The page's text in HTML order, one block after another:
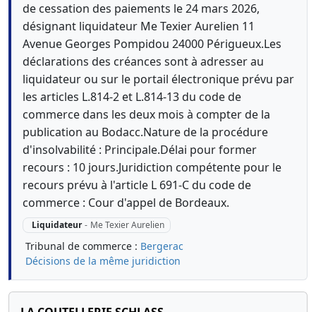
de cessation des paiements le 24 mars 2026,
désignant liquidateur Me Texier Aurelien 11
Avenue Georges Pompidou 24000 Périgueux.Les
déclarations des créances sont à adresser au
liquidateur ou sur le portail électronique prévu par
les articles L.814-2 et L.814-13 du code de
commerce dans les deux mois à compter de la
publication au Bodacc.Nature de la procédure
d'insolvabilité : Principale.Délai pour former
recours : 10 jours.Juridiction compétente pour le
recours prévu à l'article L 691-C du code de
commerce : Cour d'appel de Bordeaux.
Liquidateur - Me Texier Aurelien
Tribunal de commerce : Bergerac
Décisions de la même juridiction